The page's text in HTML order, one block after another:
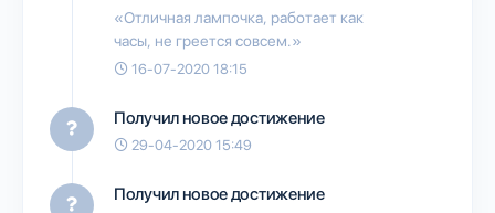
«Отличная лампочка, работает как
часы, не греется совсем.»
16-07-2020 18:15
Получил новое достижение
29-04-2020 15:49
Получил новое достижение